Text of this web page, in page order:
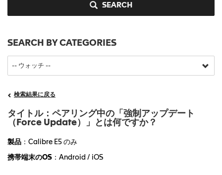
SEARCH
SEARCH BY CATEGORIES
検索結果に戻る
タイトル：ペアリング中の「強制アップデート
（Force Update）」とは何ですか？
製品 ：Calibre E5 のみ
携帯端末のOS ：Android / iOS